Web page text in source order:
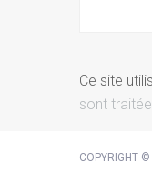
Ce site
sont
COPYRIGHT